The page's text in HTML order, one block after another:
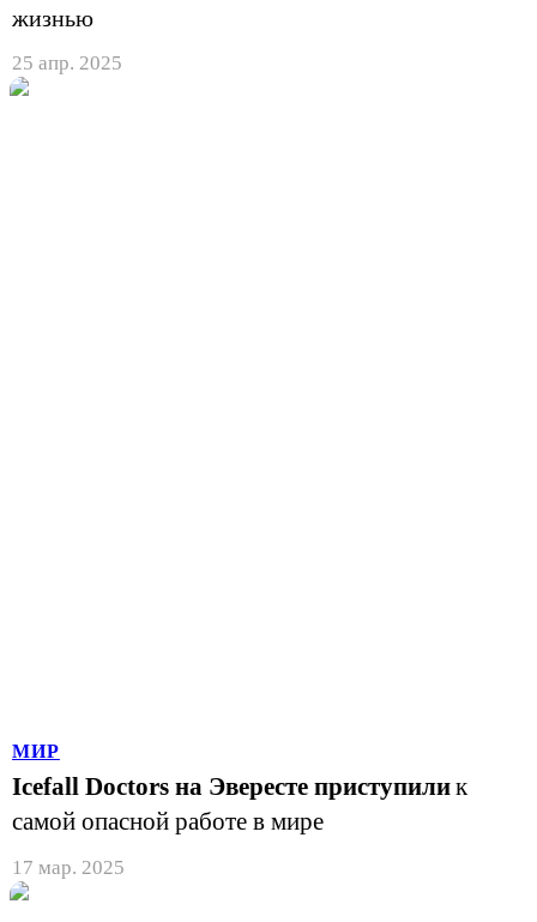
жизнью
25 апр. 2025
МИР
Icefall Doctors на Эвересте приступилик
самой опасной работе в мире
17 мар. 2025